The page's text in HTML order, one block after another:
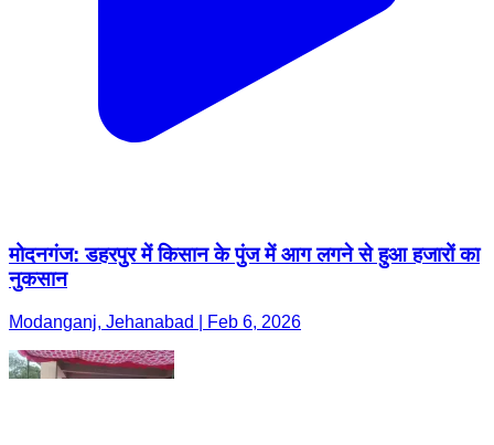
मोदनगंज: डहरपुर में किसान के पुंज में आग लगने से हुआ हजारों का
नुकसान
Modanganj, Jehanabad | Feb 6, 2026